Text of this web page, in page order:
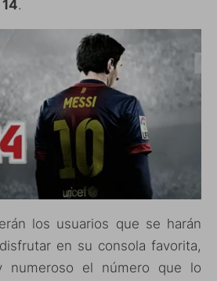
14.
los usuarios que se harán
en su consola favorita,
numeroso el número que lo